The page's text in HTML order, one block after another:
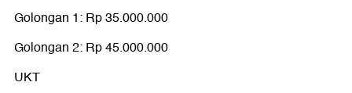
Golongan 1: Rp 35.000.000
Golongan 2: Rp 45.000.000
UKT